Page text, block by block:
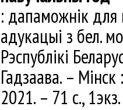
: дапаможнік для
адукацыі з бел.
Рэспублікі
Гадзаава. –
2021. – 71 с., 1экз.